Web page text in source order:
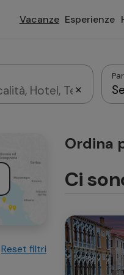
Vacanze Esperienze
Agosto 2026
Lun Mar
5 6
12 13
Reset filtri
Ordina
Ci